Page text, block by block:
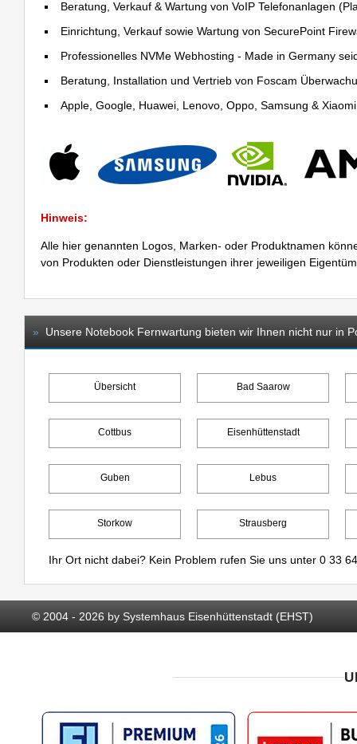
Beratung, Verkauf & Wartung von VoIP Telefonanlagen
Einrichtung, Verkauf sowie Wartung von SecurePoint
Professionelles NVMe Webhosting - Made in Germany
Beratung, Installation und Vertrieb von Foscam
Apple, Google, Huawei, Lenovo, Oppo, Samsung &
Hinweis:
Alle hier genannten Logos, Marken- oder Produktnamen
von Produkten oder Dienstleistungen ihrer jeweiligen
» Unsere Notebook Fernwartung bieten wir Ihnen nicht nur in
Übersicht Bad Saarow
Cottbus Eisenhüttenstadt
Guben Lebus
Storkow Strausberg
Ihr Ort nicht dabei? Kein Problem rufen Sie uns unter 0 33
© 2004 - 2026 by Systemhaus Eisenhüttenstadt (EHST)